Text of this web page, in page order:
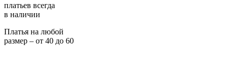
платьев всегда
в наличии
Платья на любой
размер – от 40 до 60